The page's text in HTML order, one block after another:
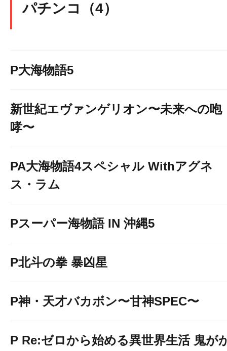
パチンコ（4）
P大海物語5
新世紀エヴァンゲリオン〜未来への咆
哮〜
PA大海物語4スペシャル Withアグネ
ス・ラム
Pスーパー海物語 IN 沖縄5
P北斗の拳 暴凶星
P神・天才バカボン〜甘神SPEC〜
P Re:ゼロから始める異世界生活 鬼が